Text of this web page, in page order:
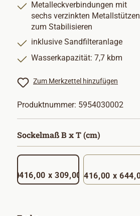
Metalleckverbindungen mit
sechs verzinkten Metallstützen
zum Stabilisieren
inklusive Sandfilteranlage
Wasserkapazität: 7,7 kbm
Zum Merkzettel hinzufügen
Produktnummer: 5954030002
Sockelmaß B x T (cm)
416,00 x 309,00 416,00 x